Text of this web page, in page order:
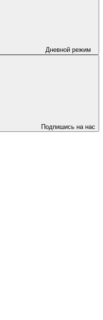
Дневной режим
Подпишись на нас